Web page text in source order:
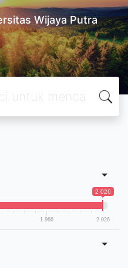
Wijaya Putra
2 026
1 966 2 026